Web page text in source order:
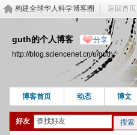
构建全球华人科学博客圈 返回首页
guth的个人博客 分享
http://blog.sciencenet.cn/u/guth
博客首页 动态 博文
好友 搜索